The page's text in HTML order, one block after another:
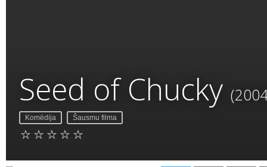
Seed of Chucky
Komēdija Šausmu filma